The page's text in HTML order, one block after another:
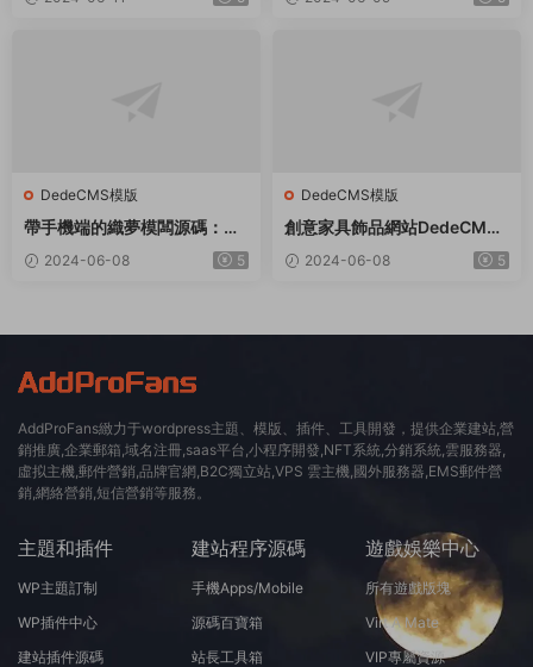
DedeCMS模版
帶手機端的織夢模闆源碼：适
用于社會福利院、養老院等領
域
2024-06-08 5
DedeCMS模版
創意家具飾品網站DedeCMS
織夢模闆
2024-06-08 5
AddProFans緻力于wordpress主題、模版、插件、工具開發，提供企業建站,營
銷推廣,企業郵箱,域名注冊,saas平台,小程序開發,NFT系統,分銷系統,雲服務器,
虛拟主機,郵件營銷,品牌官網,B2C獨立站,VPS 雲主機,國外服務器,EMS郵件營
銷,網絡營銷,短信營銷等服務。
主題和插件
WP主題訂制
WP插件中心
建站插件源碼
建站程序源碼
手機Apps/Mobile
源碼百寶箱
站長工具箱
遊戲娛樂中心
所有遊戲版塊
Virt A Mate
VIP專屬資源